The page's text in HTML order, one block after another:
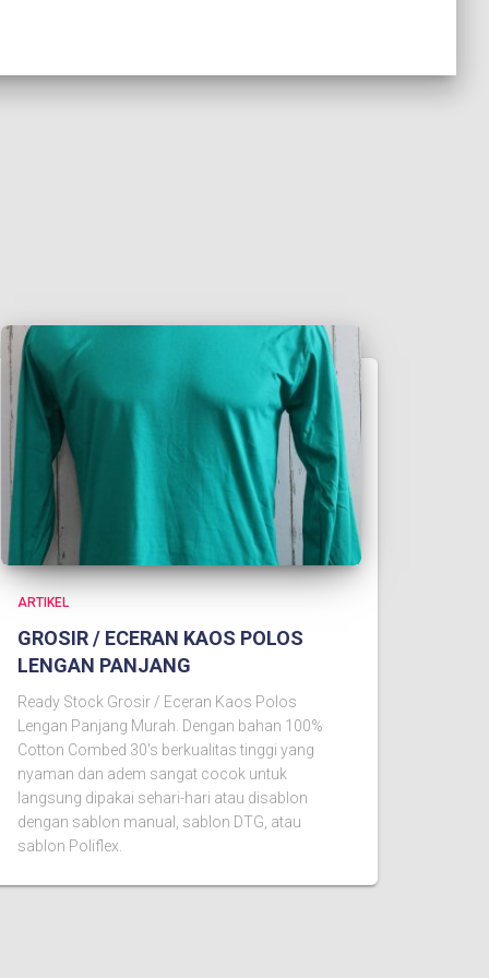
ARTIKEL
GROSIR / ECERAN KAOS POLOS
LENGAN PANJANG
Ready Stock Grosir / Eceran Kaos Polos
Lengan Panjang Murah. Dengan bahan 100%
Cotton Combed 30's berkualitas tinggi yang
nyaman dan adem sangat cocok untuk
langsung dipakai sehari-hari atau disablon
dengan sablon manual, sablon DTG, atau
sablon Poliflex.